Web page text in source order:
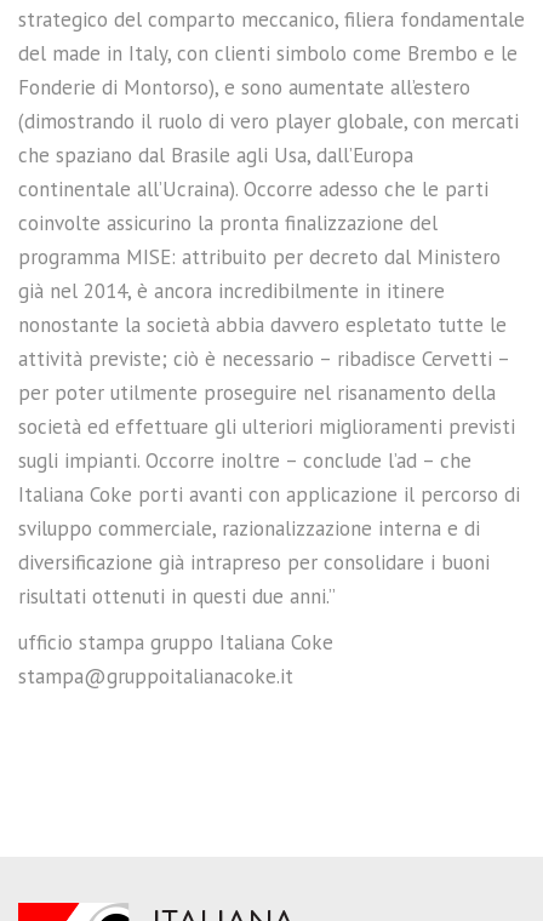
strategico del comparto meccanico, filiera fondamentale
del made in Italy, con clienti simbolo come Brembo e le
Fonderie di Montorso), e sono aumentate all’estero
(dimostrando il ruolo di vero player globale, con mercati
che spaziano dal Brasile agli Usa, dall’Europa
continentale all’Ucraina). Occorre adesso che le parti
coinvolte assicurino la pronta finalizzazione del
programma MISE: attribuito per decreto dal Ministero
già nel 2014, è ancora incredibilmente in itinere
nonostante la società abbia davvero espletato tutte le
attività previste; ciò è necessario – ribadisce Cervetti –
per poter utilmente proseguire nel risanamento della
società ed effettuare gli ulteriori miglioramenti previsti
sugli impianti. Occorre inoltre – conclude l’ad – che
Italiana Coke porti avanti con applicazione il percorso di
sviluppo commerciale, razionalizzazione interna e di
diversificazione già intrapreso per consolidare i buoni
risultati ottenuti in questi due anni.”
ufficio stampa gruppo Italiana Coke
stampa@gruppoitalianacoke.it